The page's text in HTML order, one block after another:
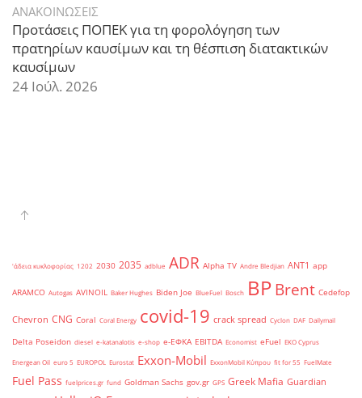
ΑΝΑΚΟΙΝΩΣΕΙΣ
Προτάσεις ΠΟΠΕΚ για τη φορολόγηση των
πρατηρίων καυσίμων και τη θέσπιση διατακτικών
καυσίμων
24 Ιούλ. 2026
'άδεια κυκλοφορίας 1202 2030 2035 adblue ADR Alpha TV Andre Bledjian ANT1 app
ARAMCO Autogas AVINOIL Baker Hughes Biden Joe BlueFuel Bosch BPBrent Cedefop
Chevron CNG Coral Coral Energy covid-19 crack spread Cyclon DAF Dailymail
Delta Poseidon diesel e-katanalotis e-shop e-ΕΦΚΑ EBITDA Economist eFuel EKO Cyprus
Energean Oil euro 5 EUROPOL Eurostat Exxon-Mobil ExxonMobil Κύπρου fit for 55 FuelMate
Fuel Pass fuelprices.gr fund Goldman Sachs gov.gr GPS Greek Mafia Guardian